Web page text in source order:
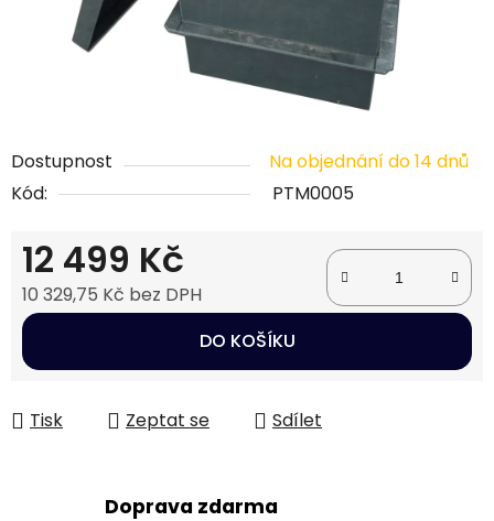
Dostupnost
Na objednání do 14 dnů
Kód:
PTM0005
12 499 Kč
10 329,75 Kč bez DPH
Měrná cena:
DO KOŠÍKU
Tisk Zeptat se Sdílet
Doprava zdarma